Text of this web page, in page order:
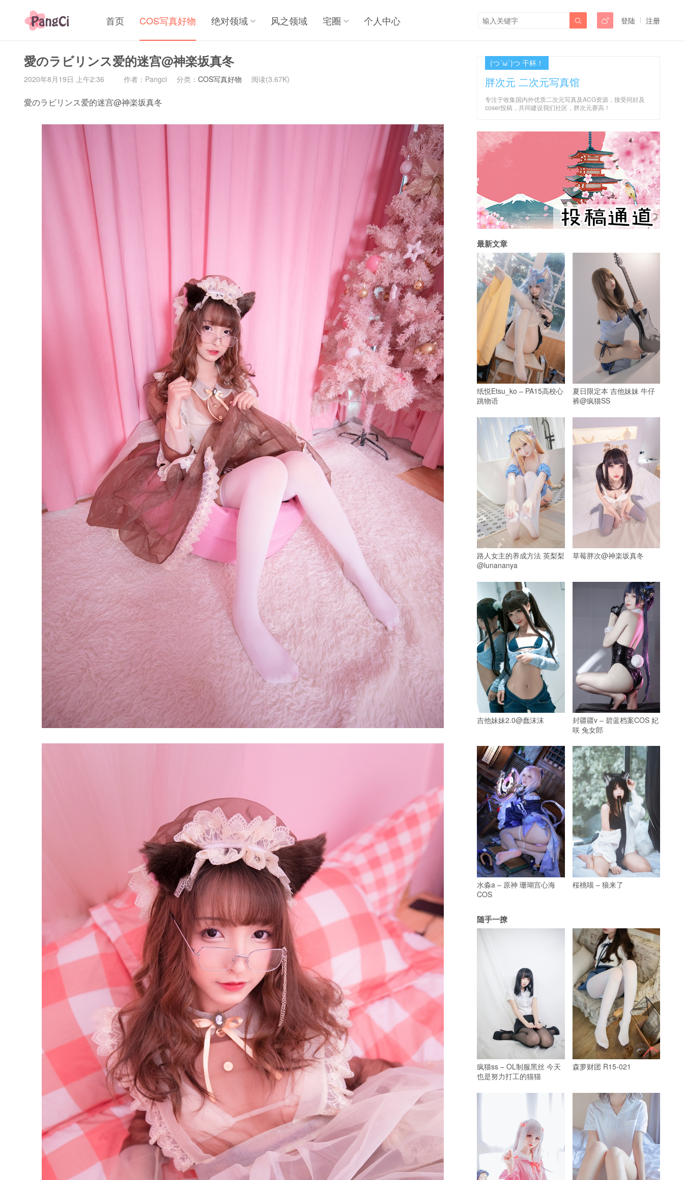
首页 COS写真好物 绝对领域 风之领域 宅圈 个人中心 登陆 注册


愛のラビリンス爱的迷宫@神楽坂真冬
2020年8月19日 上午2:36 作者：Pangci 分类： COS写真好物 阅读(3.67K)
愛のラビリンス爱的迷宫@神楽坂真冬
(つ´ω`)つ 干杯！
胖次元 二次元写真馆
专注于收集国内外优质二次元写真及ACG资源，接受同好及
coser投稿，共同建设我们社区，胖次元赛高！
最新文章
纸悦Etsu_ko – PA15高校心
跳物语
夏日限定本 吉他妹妹 牛仔
裤@疯猫SS
路人女主的养成方法 英梨梨
@lunananya
草莓胖次@神楽坂真冬
吉他妹妹2.0@蠢沫沫
封疆疆v – 碧蓝档案COS 妃
咲 兔女郎
水淼a – 原神 珊瑚宫心海
COS
桜桃喵 – 狼来了
随手一撩
疯猫ss – OL制服黑丝 今天
也是努力打工的猫猫
森萝财团 R15-021